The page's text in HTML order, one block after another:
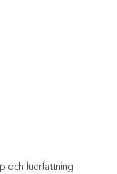
och luerfattning